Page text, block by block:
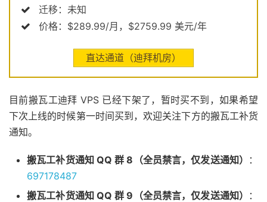
迁移：未知
价格：$289.99/月，$2759.99 美元/年
直达通道（迪拜机房）
目前搬瓦工迪拜 VPS 已经下架了，暂时买不到，如果希望
下次上线的时候第一时间买到，欢迎关注下方的搬瓦工补货
通知。
搬瓦工补货通知 QQ 群 8（全员禁言，仅发送通知）
：
697178487
搬瓦工补货通知 QQ 群 9（全员禁言，仅发送通知）
：